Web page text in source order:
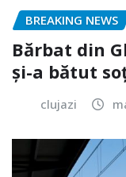
BREAKING NEWS
Bărbat din
și-a bătut
clujazi